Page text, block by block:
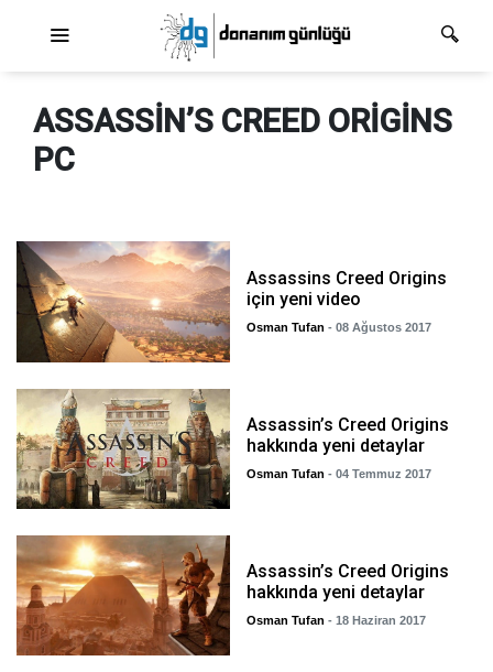
ASSASSIN’S CREED ORIGINS
PC
Assassins Creed Origins
için yeni video
Osman Tufan - 08 Ağustos 2017
Assassin’s Creed Origins
hakkında yeni detaylar
Osman Tufan - 04 Temmuz 2017
Assassin’s Creed Origins
hakkında yeni detaylar
Osman Tufan - 18 Haziran 2017